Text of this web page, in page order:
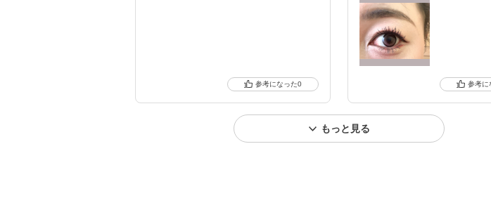
0
もっと見る